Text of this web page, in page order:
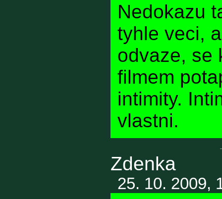
Nedokazu
tyhle veci,
odvaze, se
filmem
intimity.
vlastni.
Zdenka
25. 10. 2009,